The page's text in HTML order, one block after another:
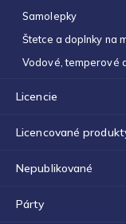
Samolepky
Štetce a doplnky na
Vodové, temperové
Licencie
Licencované
Nepublikované
Párty
€1,60
Optimum
pero 0,7 mm
€0,49
K-POP
€2,46
ergonomické